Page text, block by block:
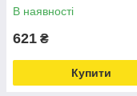
В наявності
621 ₴
Купити